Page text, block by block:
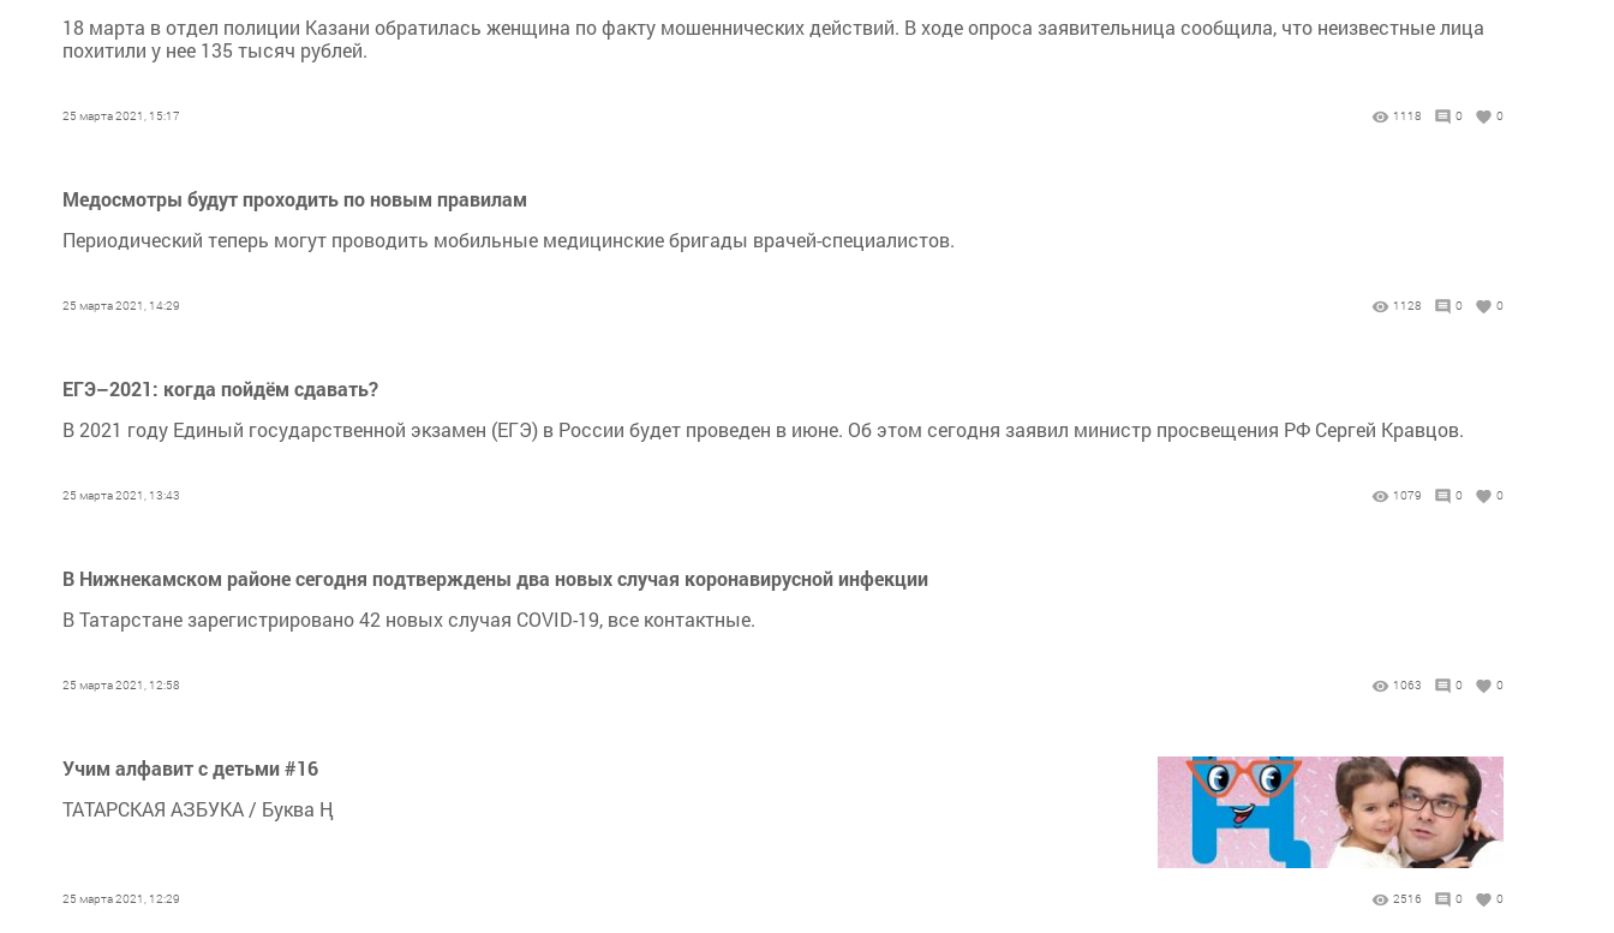
18 марта в отдел полиции Казани обратилась женщина по факту мошеннических действий. В ходе опроса заявительница сообщила, что неизвестные лица
похитили у нее 135 тысяч рублей.
25 марта 2021, 15:17 1118 0 0
Медосмотры будут проходить по новым правилам
Периодический теперь могут проводить мобильные медицинские бригады врачей-специалистов.
25 марта 2021, 14:29 1128 0 0
ЕГЭ–2021: когда пойдём сдавать?
В 2021 году Единый государственной экзамен (ЕГЭ) в России будет проведен в июне. Об этом сегодня заявил министр просвещения РФ Сергей Кравцов.
25 марта 2021, 13:43 1079 0 0
В Нижнекамском районе сегодня подтверждены два новых случая коронавирусной инфекции
В Татарстане зарегистрировано 42 новых случая COVID-19, все контактные.
25 марта 2021, 12:58 1063 0 0
Учим алфавит с детьми #16
ТАТАРСКАЯ АЗБУКА / Буква Ң
25 марта 2021, 12:29 2516 0 0